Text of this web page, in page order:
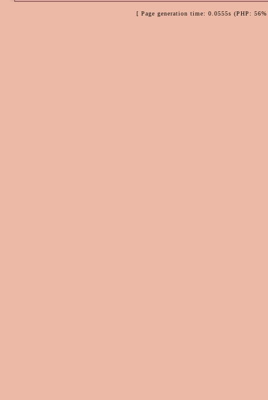
[ Page generation time: 0.0555s (PHP: